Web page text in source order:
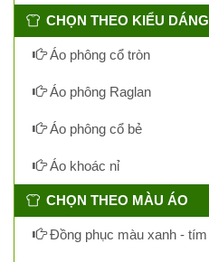
CHỌN THEO KIỂU DÁNG
Áo phông cổ tròn
Áo phông Raglan
Áo phông cổ bẻ
Áo khoác nỉ
CHỌN THEO MÀU ÁO
Đồng phục màu xanh - tím